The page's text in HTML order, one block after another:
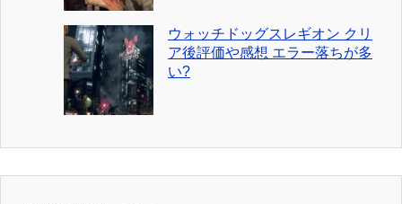
ウォッチドッグスレギオン クリ
ア後評価や感想 エラー落ちが多
い?